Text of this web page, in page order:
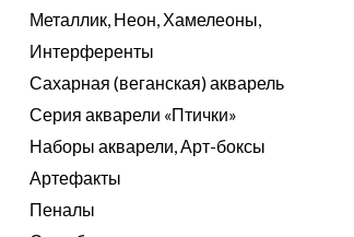
Металлик, Неон, Хамелеоны,
Интерференты
Сахарная (веганская) акварель
Серия акварели «Птички»
Наборы акварели, Арт-боксы
Артефакты
Пеналы